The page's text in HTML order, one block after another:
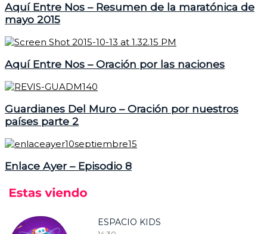
Aquí Entre Nos – Resumen de la maratónica de
mayo 2015
Aquí Entre Nos – Oración por las naciones
Guardianes Del Muro – Oración por nuestros
países parte 2
Enlace Ayer – Episodio 8